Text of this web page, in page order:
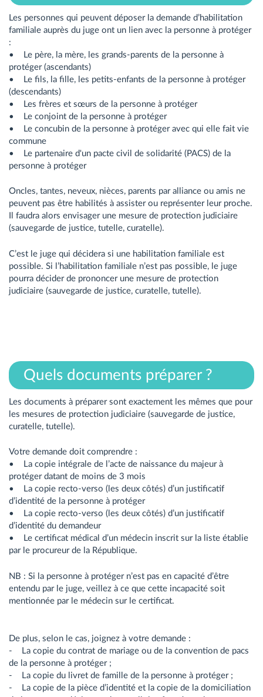
Les personnes qui peuvent déposer la demande d’habilitation
familiale auprès du juge ont un lien avec la personne à protéger
:
• Le père, la mère, les grands-parents de la personne à
protéger (ascendants)
• Le fils, la fille, les petits-enfants de la personne à protéger
(descendants)
• Les frères et sœurs de la personne à protéger
• Le conjoint de la personne à protéger
• Le concubin de la personne à protéger avec qui elle fait vie
commune
• Le partenaire d'un pacte civil de solidarité (PACS) de la
personne à protéger
Oncles, tantes, neveux, nièces, parents par alliance ou amis ne
peuvent pas être habilités à assister ou représenter leur proche.
Il faudra alors envisager une mesure de protection judiciaire
(sauvegarde de justice, tutelle, curatelle).
C’est le juge qui décidera si une habilitation familiale est
possible. Si l’habilitation familiale n’est pas possible, le juge
pourra décider de prononcer une mesure de protection
judiciaire (sauvegarde de justice, curatelle, tutelle).
Quels documents préparer ?
Les documents à préparer sont exactement les mêmes que pour
les mesures de protection judiciaire (sauvegarde de justice,
curatelle, tutelle).
Votre demande doit comprendre :
• La copie intégrale de l’acte de naissance du majeur à
protéger datant de moins de 3 mois
• La copie recto-verso (les deux côtés) d’un justificatif
d’identité de la personne à protéger
• La copie recto-verso (les deux côtés) d’un justificatif
d’identité du demandeur
• Le certificat médical d’un médecin inscrit sur la liste établie
par le procureur de la République.
NB : Si la personne à protéger n’est pas en capacité d’être
entendu par le juge, veillez à ce que cette incapacité soit
mentionnée par le médecin sur le certificat.
De plus, selon le cas, joignez à votre demande :
- La copie du contrat de mariage ou de la convention de pacs
de la personne à protéger ;
- La copie du livret de famille de la personne à protéger ;
- La copie de la pièce d’identité et la copie de la domiciliation